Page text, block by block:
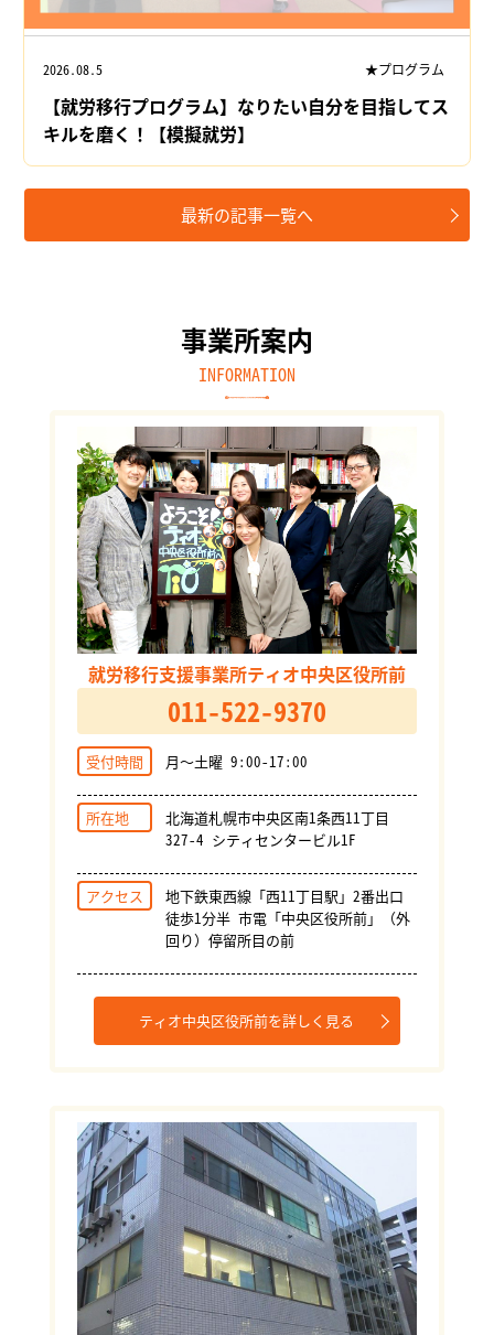
2026.08.5 ★プログラム
【就労移行プログラム】なりたい自分を目指してス
キルを磨く！【模擬就労】
最新の記事一覧へ
事業所案内
INFORMATION
就労移行支援事業所ティオ中央区役所前
011-522-9370
受付時間 月～土曜 9:00-17:00
所在地
北海道札幌市中央区南1条西11丁目
327-4 シティセンタービル1F
アクセス
地下鉄東西線「西11丁目駅」2番出口
徒歩1分半 市電「中央区役所前」（外
回り）停留所目の前
ティオ中央区役所前を詳しく見る